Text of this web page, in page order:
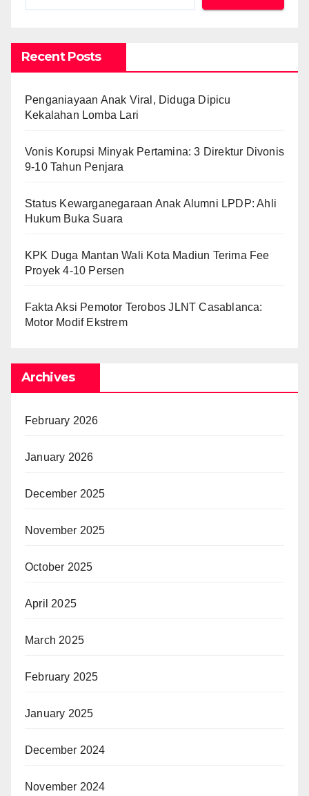
Recent Posts
Penganiayaan Anak Viral, Diduga Dipicu
Kekalahan Lomba Lari
Vonis Korupsi Minyak Pertamina: 3 Direktur Divonis
9-10 Tahun Penjara
Status Kewarganegaraan Anak Alumni LPDP: Ahli
Hukum Buka Suara
KPK Duga Mantan Wali Kota Madiun Terima Fee
Proyek 4-10 Persen
Fakta Aksi Pemotor Terobos JLNT Casablanca:
Motor Modif Ekstrem
Archives
February 2026
January 2026
December 2025
November 2025
October 2025
April 2025
March 2025
February 2025
January 2025
December 2024
November 2024